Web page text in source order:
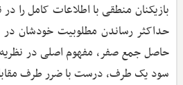
بازیکنان منطقی با اطلاعات کامل را
حداکثر رساندن مطلوبیت خودشان
حاصل جمع صفر، مفهوم اصلی در
سود یک طرف، درست با ضرر طرف